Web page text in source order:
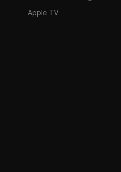
Apple TV